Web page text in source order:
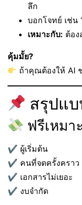
ลึก
บอกโจทย์ เช่น
เหมาะกับ: ต้อง
คุ้มมั้ย?
ถ้าคุณต้องให้ AI
สรุปแบ
ฟรีเหมา
✔ ผู้เริ่มต้น
✔ คนที่จดครั้งคราว
✔ เอกสารไม่เยอะ
✔ งบจำกัด